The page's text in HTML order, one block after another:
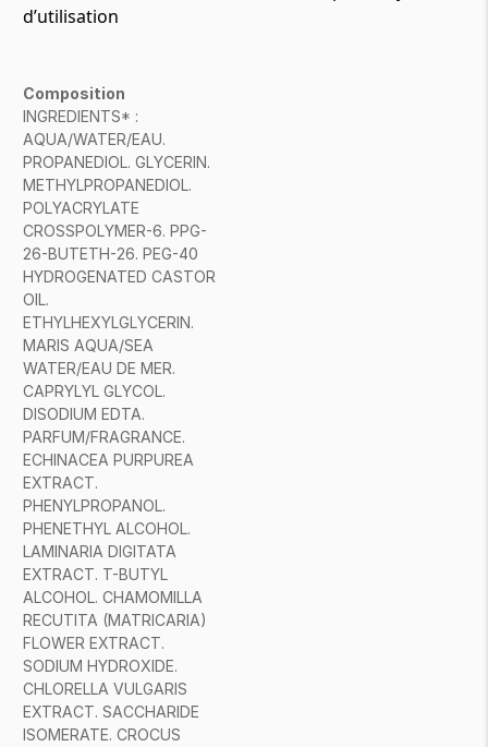
d’utilisation
Composition
INGREDIENTS* :
AQUA/WATER/EAU.
PROPANEDIOL. GLYCERIN.
METHYLPROPANEDIOL.
POLYACRYLATE
CROSSPOLYMER-6. PPG-
26-BUTETH-26. PEG-40
HYDROGENATED CASTOR
OIL.
ETHYLHEXYLGLYCERIN.
MARIS AQUA/SEA
WATER/EAU DE MER.
CAPRYLYL GLYCOL.
DISODIUM EDTA.
PARFUM/FRAGRANCE.
ECHINACEA PURPUREA
EXTRACT.
PHENYLPROPANOL.
PHENETHYL ALCOHOL.
LAMINARIA DIGITATA
EXTRACT. T-BUTYL
ALCOHOL. CHAMOMILLA
RECUTITA (MATRICARIA)
FLOWER EXTRACT.
SODIUM HYDROXIDE.
CHLORELLA VULGARIS
EXTRACT. SACCHARIDE
ISOMERATE. CROCUS